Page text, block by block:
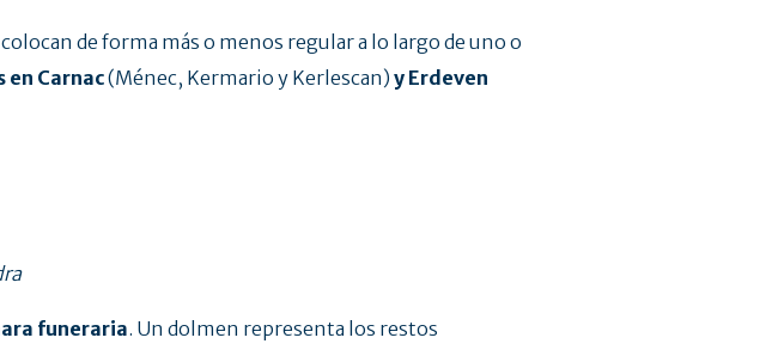
de forma más o menos regular a lo largo de uno o
en Carnac(Ménec, Kermario y Kerlescan) y Erdeven
funeraria. Un dolmen representa los restos